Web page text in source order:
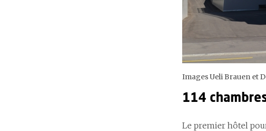
Images Ueli Brauen et
114
Le premier hôtel